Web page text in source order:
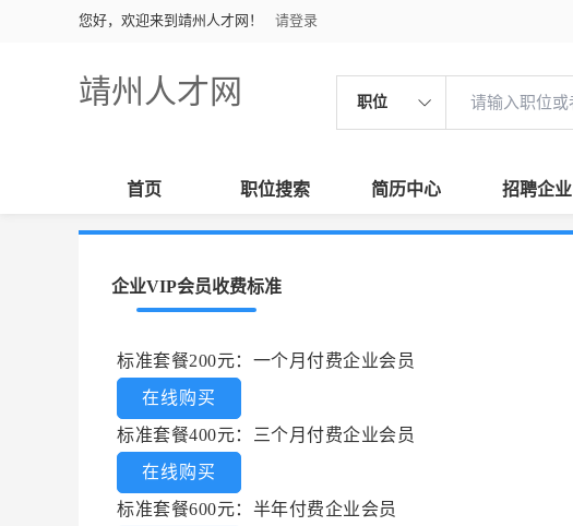
您好，欢迎来到靖州人才网！ 请登录
靖州人才网 职位
首页 职位搜索 简历中心 招聘企业
企业VIP会员收费标准
标准套餐200元：一个月付费企业会员
在线购买
标准套餐400元：三个月付费企业会员
在线购买
标准套餐600元：半年付费企业会员